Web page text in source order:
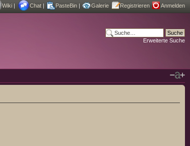
Wiki | Chat | PasteBin | Galerie Registrieren Anmelden
Erweiterte Suche